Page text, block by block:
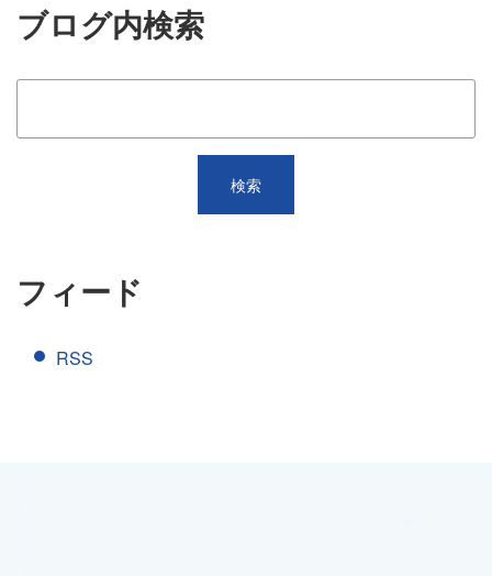
ブログ内検索
フィード
RSS